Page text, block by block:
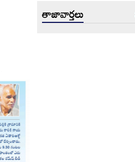
తాజావార్తలు